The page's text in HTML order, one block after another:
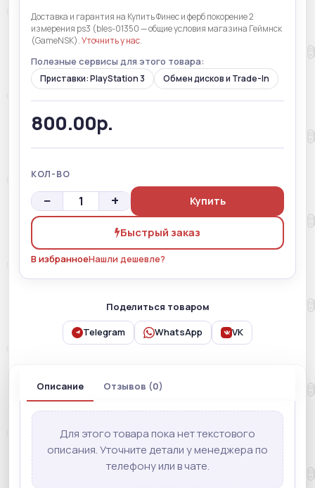
Доставка и гарантия на Купить Финес и ферб покорение 2
измерения ps3 (bles-01350 — общие условия магазина Геймнск
(GameNSK).Уточнить у нас.
Полезные сервисы для этого товара:
Приставки: PlayStation 3 Обмен дисков и Trade-In
800.00р.
КОЛ-ВО
− + Купить
Быстрый заказ
В избранноеНашли дешевле?
Поделиться товаром
Telegram WhatsApp VK
Описание Отзывов (0)
Для этого товара пока нет текстового
описания. Уточните детали у менеджера по
телефону или в чате.